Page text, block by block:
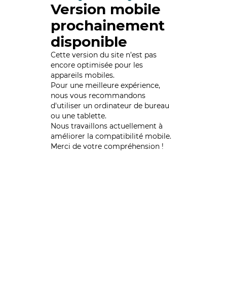
Version mobile
prochainement
disponible
Cette version du site n’est pas
encore optimisée pour les
appareils mobiles.
Pour une meilleure expérience,
nous vous recommandons
d'utiliser un ordinateur de bureau
ou une tablette.
Nous travaillons actuellement à
améliorer la compatibilité mobile.
Merci de votre compréhension !